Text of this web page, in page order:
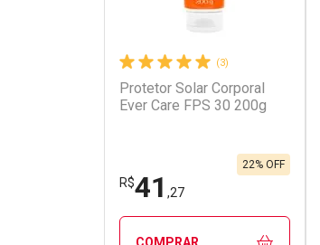
(3)
Protetor Solar Corporal
Ever Care FPS 30 200g
R$41 ,27
22% OFF
COMPRAR